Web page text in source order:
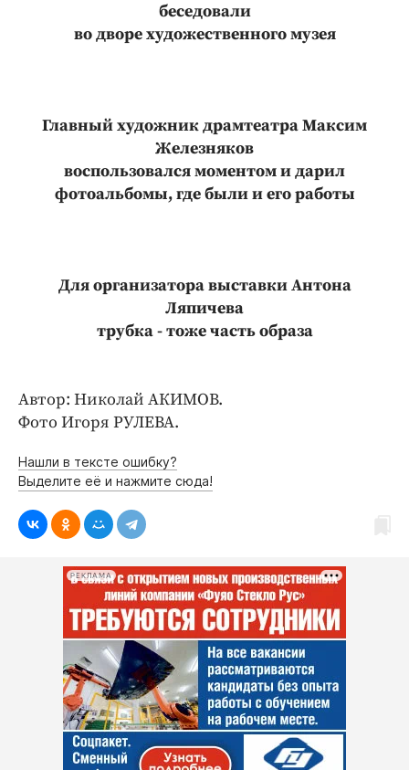
беседовали
во дворе художественного музея
Главный художник драмтеатра Максим
Железняков
воспользовался моментом и дарил
фотоальбомы, где были и его работы
Для организатора выставки Антона
Ляпичева
трубка - тоже часть образа
Автор: Николай АКИМОВ.
Фото Игоря РУЛЕВА.
Нашли в тексте ошибку?
Выделите её и нажмите сюда!
РЕКЛАМА